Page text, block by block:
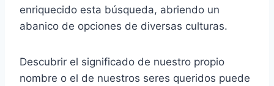
enriquecido esta búsqueda, abriendo un
abanico de opciones de diversas culturas.
Descubrir el significado de nuestro propio
nombre o el de nuestros seres queridos puede